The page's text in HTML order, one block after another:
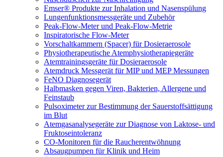
Emser® Produkte zur Inhalation und Nasenspülung
Lungenfunktionsmessgeräte und Zubehör
Peak-Flow-Meter und Peak-Flow-Metrie
Inspiratorische Flow-Meter
Vorschaltkammern (Spacer) für Dosieraerosole
Physiotherapeutische Atemphysiotherapiegeräte
Atemtrainingsgeräte für Dosieraerosole
Atemdruck Messgerät für MIP und MEP Messungen
FeNO Diagnosegerät
Halbmasken gegen Viren, Bakterien, Allergene und
Feinstaub
Pulsoximeter zur Bestimmung der Sauerstoffsättigung
im Blut
Atemgasanalysegeräte zur Diagnose von Laktose- und
Fruktoseintoleranz
CO-Monitoren für die Raucherentwöhnung
Absaugpumpen für Klinik und Heim